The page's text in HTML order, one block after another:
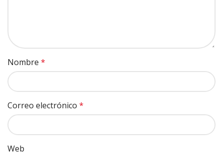
Nombre *
Correo electrónico *
Web